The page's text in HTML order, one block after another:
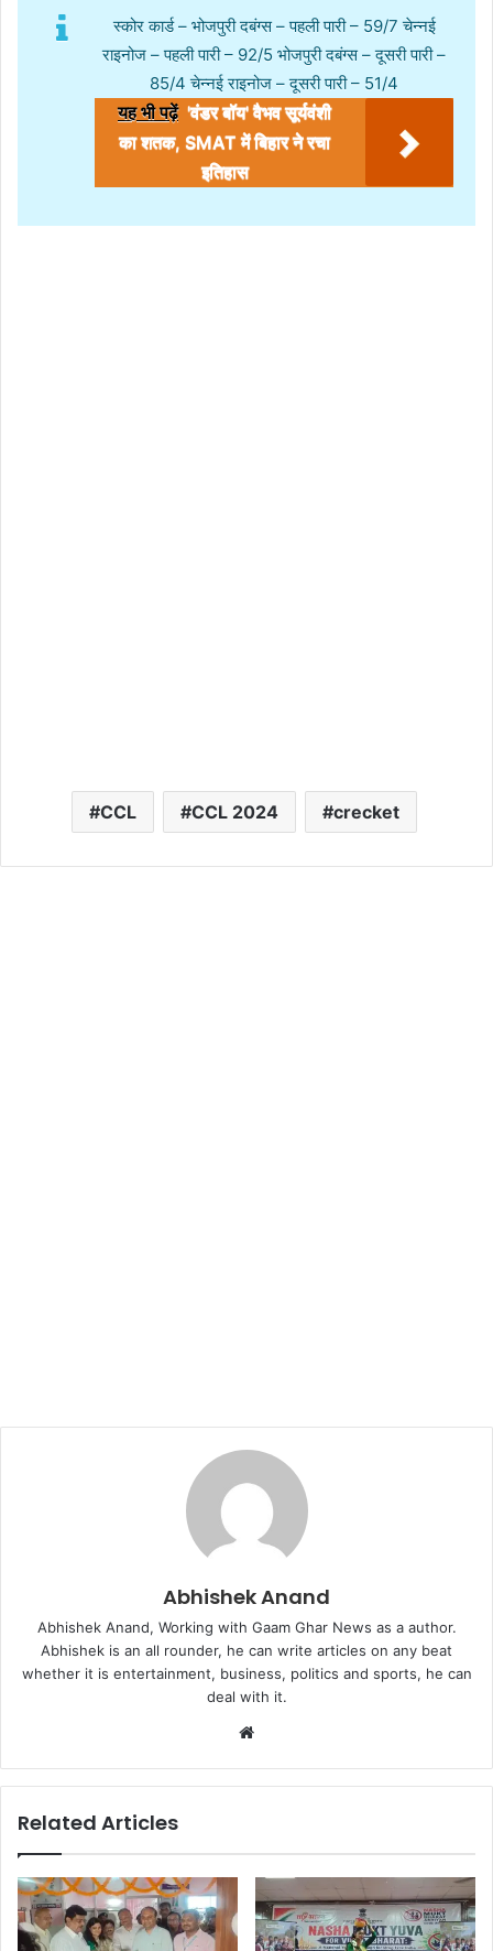
स्कोर कार्ड – भोजपुरी दबंग्स – पहली पारी – 59/7 चेन्नई
राइनोज – पहली पारी – 92/5 भोजपुरी दबंग्स – दूसरी पारी –
85/4 चेन्नई राइनोज – दूसरी पारी – 51/4
यह भी पढ़ें 'वंडर बॉय' वैभव सूर्यवंशी
का शतक, SMAT में बिहार ने रचा
इतिहास
CCL CCL 2024 crecket
Abhishek Anand
Abhishek Anand, Working with Gaam Ghar News as a author.
Abhishek is an all rounder, he can write articles on any beat
whether it is entertainment, business, politics and sports, he can
deal with it.
Website
Related Articles